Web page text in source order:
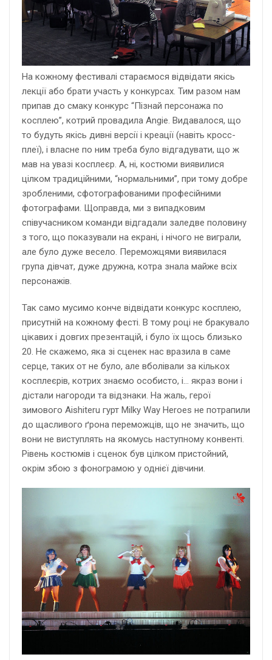
На кожному фестивалі стараємося відвідати якісь
лекції або брати участь у конкурсах. Тим разом нам
припав до смаку конкурс “Пізнай персонажа по
косплею”, котрий провадила Angie. Видавалося, що
то будуть якісь дивні версії і креації (навіть кросс-
плеї), і власне по ним треба було відгадувати, що ж
мав на увазі косплеєр. А, ні, костюми виявилися
цілком традиційними, “нормальними”, при тому добре
зробленими, сфотографованими професійними
фотографами. Щоправда, ми з випадковим
співучасником команди відгадали заледве половину
з того, що показували на екрані, і нічого не виграли,
але було дуже весело. Переможцями виявилася
група дівчат, дуже дружна, котра знала майже всіх
персонажів.
Так само мусимо конче відвідати конкурс косплею,
присутній на кожному фесті. В тому році не бракувало
цікавих і довгих презентацій, і було їх щось близько
20. Не скажемо, яка зі сценек нас вразила в саме
серце, таких от не було, але вболівали за кількох
косплеєрів, котрих знаємо особисто, і… якраз вони і
дістали нагороди та відзнаки. На жаль, герої
зимового Aishiteru гурт Milky Way Heroes не потрапили
до щасливого ґрона переможців, що не значить, що
вони не виступлять на якомусь наступному конвенті.
Рівень костюмів і сценок був цілком пристойний,
окрім збою з фонограмою у однієї дівчини.